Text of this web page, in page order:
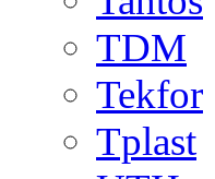
TDM
Tekfor
Tplast